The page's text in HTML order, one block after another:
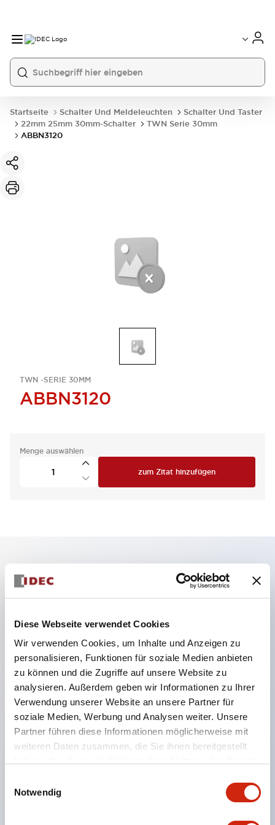
Diese Webseite verwendet Cookies
Wir verwenden Cookies, um Inhalte und Anzeigen zu
personalisieren, Funktionen für soziale Medien anbieten
zu können und die Zugriffe auf unsere Website zu
analysieren. Außerdem geben wir Informationen zu Ihrer
Verwendung unserer Website an unsere Partner für
soziale Medien, Werbung und Analysen weiter. Unsere
Partner führen diese Informationen möglicherweise mit
weiteren Daten zusammen, die Sie ihnen bereitgestellt
Notwendig
Startseite Schalter Und Meldeleuchten
Schalter Und Taster
22mm 25mm 30mm-Schalter
TWN Serie 30mm
ABBN3120
TWN -SERIE 30MM
ABBN3120
Menge auswählen
zum Zitat hinzufügen
Hauptmerkmale
Beleuchtungseinheit wird ab Januar 2026
schrittweise auf Produkte aus dem neuen
Katalogmodell umgestellt.
Ausgestattet mit HW-U-Kontaktblöcken, die eine
Finger-Schutzstruktur, Schraubklemmen und
Schutzart IP20 bieten.
LED-Lampen für Hochspannungstypen sind jetzt
LED-Lampe (LSRD-Lampe), die mit nur einer